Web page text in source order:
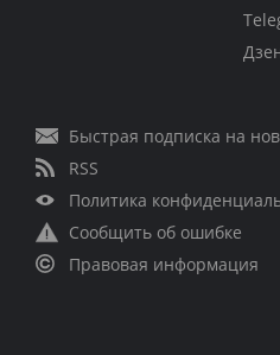
Быстрая подписка на
RSS
Политика
Сообщить об ошибке
Правовая информация